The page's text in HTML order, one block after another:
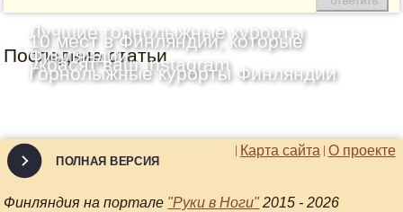
Последние статьи
Лучшие горнолыжные курорты
Финляндии
10 мест в Финляндии, которые
украсят ваш Instagram
Горнолыжные курорты Финляндии
О проекте
Карта сайта
ПОЛНАЯ ВЕРСИЯ
Финляндия на портале "Руки в Ноги" 2015 - 2026